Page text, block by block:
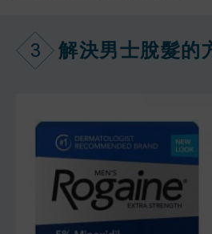
3 解決男士脫髮的